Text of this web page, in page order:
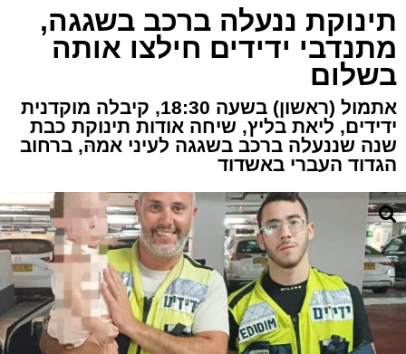
תינוקת ננעלה ברכב בשגגה,
מתנדבי ידידים חילצו אותה
בשלום
אתמול (ראשון) בשעה 18:30, קיבלה מוקדנית
ידידים, ליאת בליץ, שיחה אודות תינוקת כבת
שנה שננעלה ברכב בשגגה לעיני אמהּ, ברחוב
הגדוד העברי באשדוד